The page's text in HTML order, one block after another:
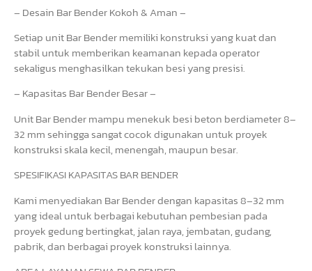
– Desain Bar Bender Kokoh & Aman –
Setiap unit Bar Bender memiliki konstruksi yang kuat dan
stabil untuk memberikan keamanan kepada operator
sekaligus menghasilkan tekukan besi yang presisi.
– Kapasitas Bar Bender Besar –
Unit Bar Bender mampu menekuk besi beton berdiameter 8–
32 mm sehingga sangat cocok digunakan untuk proyek
konstruksi skala kecil, menengah, maupun besar.
SPESIFIKASI KAPASITAS BAR BENDER
Kami menyediakan Bar Bender dengan kapasitas 8–32 mm
yang ideal untuk berbagai kebutuhan pembesian pada
proyek gedung bertingkat, jalan raya, jembatan, gudang,
pabrik, dan berbagai proyek konstruksi lainnya.